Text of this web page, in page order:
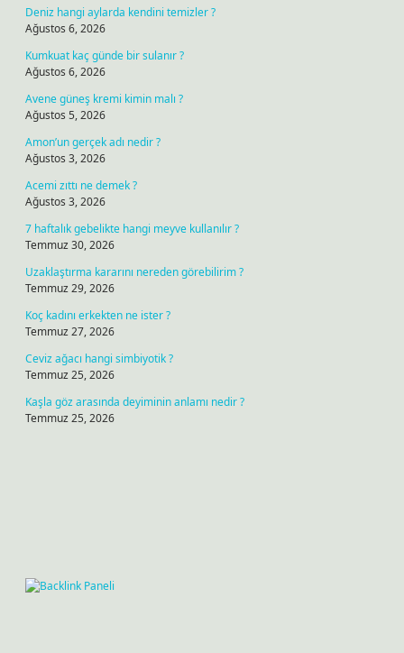
Deniz hangi aylarda kendini temizler ?
Ağustos 6, 2026
Kumkuat kaç günde bir sulanır ?
Ağustos 6, 2026
Avene güneş kremi kimin malı ?
Ağustos 5, 2026
Amon’un gerçek adı nedir ?
Ağustos 3, 2026
Acemi zıttı ne demek ?
Ağustos 3, 2026
7 haftalık gebelikte hangi meyve kullanılır ?
Temmuz 30, 2026
Uzaklaştırma kararını nereden görebilirim ?
Temmuz 29, 2026
Koç kadını erkekten ne ister ?
Temmuz 27, 2026
Ceviz ağacı hangi simbiyotik ?
Temmuz 25, 2026
Kaşla göz arasında deyiminin anlamı nedir ?
Temmuz 25, 2026